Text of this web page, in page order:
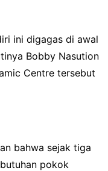
ini digagas di awal
Bobby Nasution
Centre tersebut
bahwa sejak tiga
pokok